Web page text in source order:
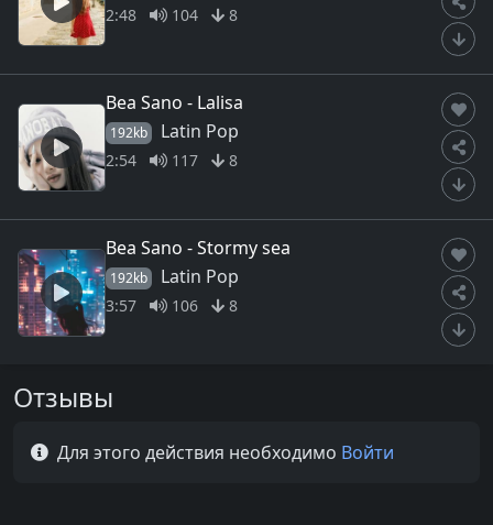
2:48 104 8
Bea Sano - Lalisa
192kb Latin Pop
2:54 117 8
Bea Sano - Stormy sea
192kb Latin Pop
3:57 106 8
Отзывы
Для этого действия необходимо Войти